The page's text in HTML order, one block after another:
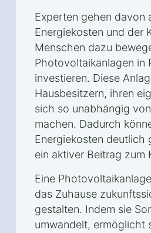
Experten gehen davon
Energiekosten und der
Menschen dazu
Photovoltaikanlagen in
investieren. Diese
Hausbesitzern, ihren
sich so unabhängig
machen. Dadurch
Energiekosten deutlich
ein aktiver Beitrag zum
Eine
das Zuhause
gestalten. Indem sie
umwandelt, ermöglicht